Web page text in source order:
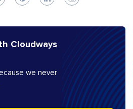
Cloudways
we never